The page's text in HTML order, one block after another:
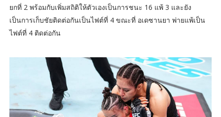
ยกที่ 2 พร้อมกับเพิ่มสถิติให้ตัวเองเป็นการชนะ 16 แพ้ 3 และยัง
เป็นการเก็บชัยติดต่อกันเป็นไฟต์ที่ 4 ขณะที่ อเดซานยา พ่ายแพ้เป็น
ไฟต์ที่ 4 ติดต่อกัน